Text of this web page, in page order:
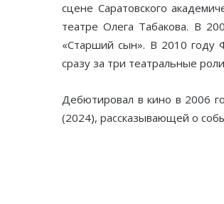
сцене Саратовского
театре Олега Табакова. В
«Старший сын». В 2010 году
сразу за три театральные
Дебютировал в кино в 2006
(2024), рассказывающей о